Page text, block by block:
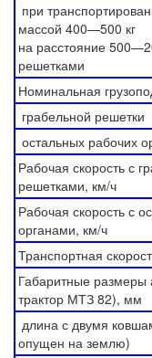
при
массой 400—500 кг
на расстояние
решетками
Номинальная
грабельной решетки
остальных рабочих
Рабочая скорость с
решетками, км/ч
Рабочая скорость с
органами, км/ч
Транспортная
Габаритные размеры
трактор МТЗ 82), мм
длина с двумя
опущен на землю)